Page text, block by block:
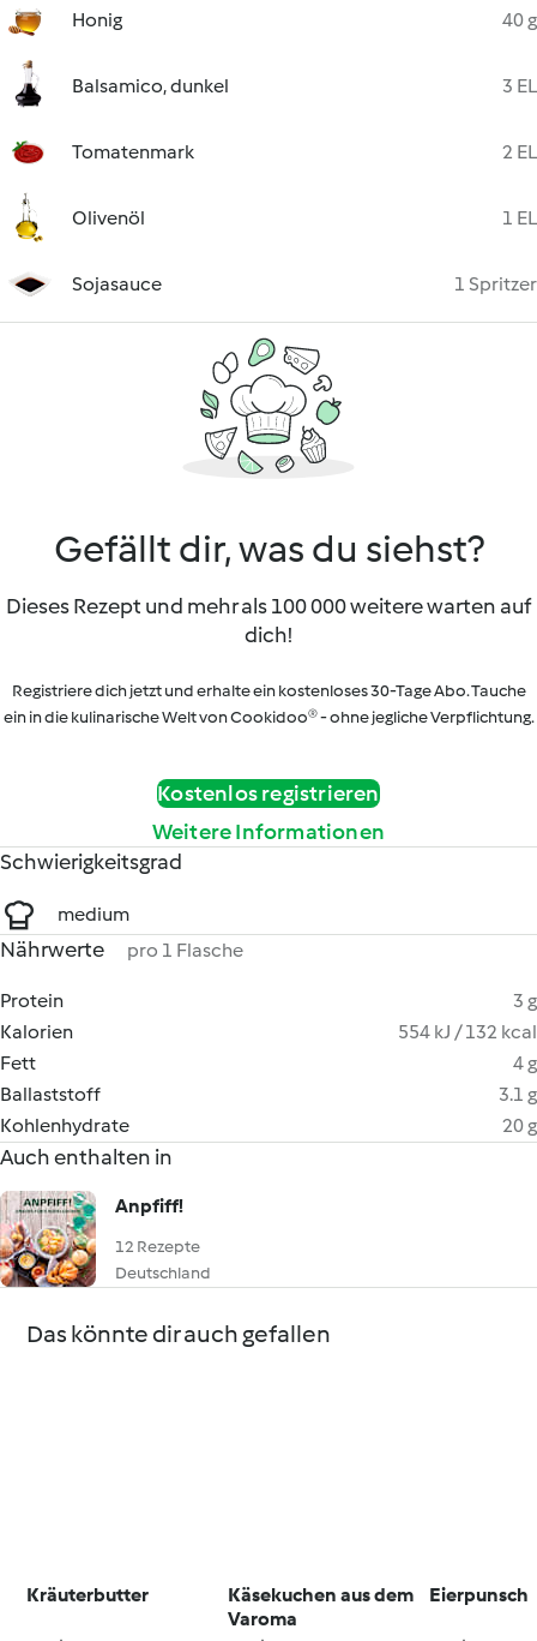
Honig 40 g
Balsamico, dunkel 3 EL
Tomatenmark 2 EL
Olivenöl 1 EL
Sojasauce 1 Spritzer
Gefällt dir, was du siehst?
Dieses Rezept und mehr als 100 000 weitere warten auf
dich!
Registriere dich jetzt und erhalte ein kostenloses 30-Tage Abo. Tauche
ein in die kulinarische Welt von Cookidoo® - ohne jegliche Verpflichtung.
Kostenlos registrieren
Weitere Informationen
Schwierigkeitsgrad
medium
Nährwerte pro 1 Flasche
Protein
3 g
Kalorien
554 kJ / 132 kcal
Fett
4 g
Ballaststoff
3.1 g
Kohlenhydrate
20 g
Auch enthalten in
Anpfiff!
12 Rezepte
Deutschland
Das könnte dir auch gefallen
Kräuterbutter
Käsekuchen aus dem
Varoma
Eierpunsch